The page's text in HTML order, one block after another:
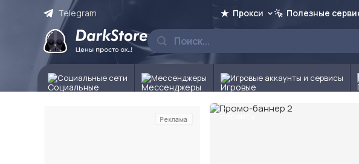
Telegram Прокси Полезные
Социальные сети Мессенджеры Игровые аккаунты и сервисы
Реклама